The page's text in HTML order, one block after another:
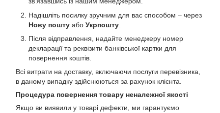
Надішліть посилку зручним для вас способом – через
Нову пошту або Укрпошту
Після відправлення, надайте менеджеру номер
декларації та реквізити банківської картки для
повернення коштів.
Всі витрати на доставку, включаючи послуги перевізника,
в даному випадку здійснюються за рахунок клієнта.
Процедура повернення товару неналежної якості
Якщо ви виявили у товарі дефекти, ми гарантуємо